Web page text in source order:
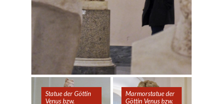
Statue der Göttin
Venus bzw.
Marmorstatue der
Göttin Venus bzw.